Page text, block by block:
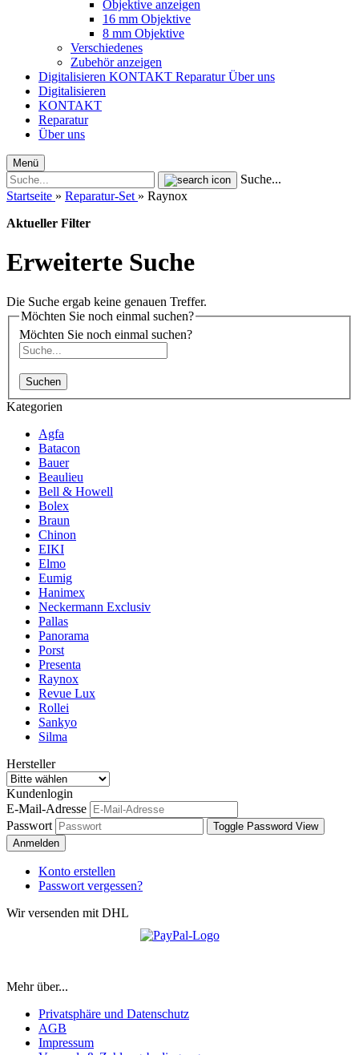
Objektive anzeigen
16 mm Objektive
8 mm Objektive
Verschiedenes
Zubehör anzeigen
Digitalisieren KONTAKT ReparaturÜber uns
Digitalisieren
KONTAKT
Reparatur
Über uns
Menü
Suche...
Startseite » Reparatur-Set » Raynox
Aktueller Filter
Erweiterte Suche
Die Suche ergab keine genauen Treffer.
Möchten Sie noch einmal suchen?
Möchten Sie noch einmal suchen?
Suchen
Kategorien
Agfa
Batacon
Bauer
Beaulieu
Bell & Howell
Bolex
Braun
Chinon
EIKI
Elmo
Eumig
Hanimex
Neckermann Exclusiv
Pallas
Panorama
Porst
Presenta
Raynox
Revue Lux
Rollei
Sankyo
Silma
Hersteller
Kundenlogin
E-Mail-Adresse
Passwort
Toggle Password View
Anmelden
Konto erstellen
Passwort vergessen?
Wir versenden mit DHL
Mehr über...
Privatsphäre und Datenschutz
AGB
Impressum